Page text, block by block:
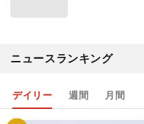
ニュースランキング
デイリー 週間 月間